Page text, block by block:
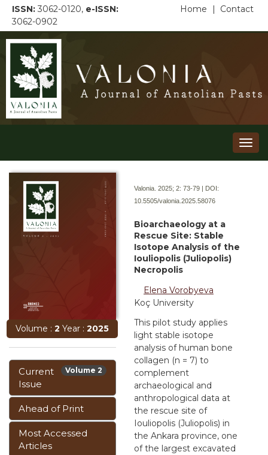
ISSN: 3062-0120, e-ISSN:
3062-0902
Contact
Home |
Volume :2 Year :2025
Volume 2
Current
Issue
Ahead of Print
Most Accessed
Articles
Valonia. 2025; 2: 73-79 | DOI:
10.5505/valonia.2025.58076
Bioarchaeology at a
Rescue Site: Stable
Isotope Analysis of the
Iouliopolis (Juliopolis)
Necropolis
Elena Vorobyeva
Koç University
This pilot study applies
light stable isotope
analysis of human bone
collagen (n = 7) to
complement
archaeological and
anthropological data at
the rescue site of
Iouliopolis (Juliopolis) in
the Ankara province, one
of the largest excavated